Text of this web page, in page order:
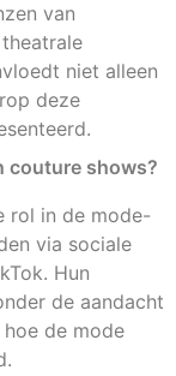
van
niet alleen
deze
couture shows?
rol in de mode-
via sociale
Hun
de aandacht
de mode